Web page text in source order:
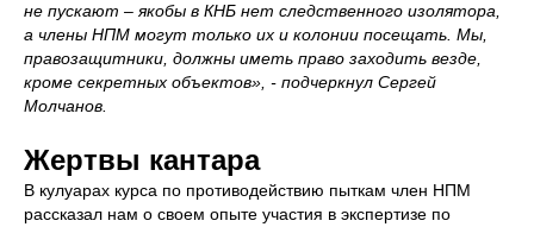
не пускают – якобы в КНБ нет следственного изолятора,
а члены НПМ могут только их и колонии посещать. Мы,
правозащитники, должны иметь право заходить везде,
кроме секретных объектов», - подчеркнул Сергей
Молчанов.
Жертвы кантара
В кулуарах курса по противодействию пыткам член НПМ
рассказал нам о своем опыте участия в экспертизе по